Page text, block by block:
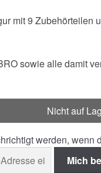
mit 9 Zubehörteilen
sowie alle damit
Nicht auf
werden, wenn
Mich